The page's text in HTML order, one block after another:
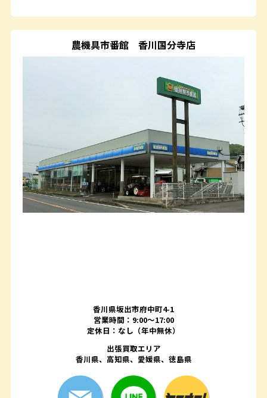
農機具市番館 香川国分寺店
香川県坂出市府中町4-1
営業時間：9:00～17:00
定休日：なし（年中無休）
出張買取エリア
香川県、高知県、愛媛県、徳島県